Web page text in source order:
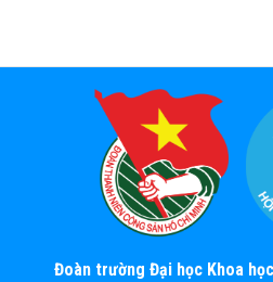
Đoàn trường Đại học Khoa